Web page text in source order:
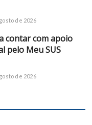
de 2026
contar com apoio
pelo Meu SUS
de 2026